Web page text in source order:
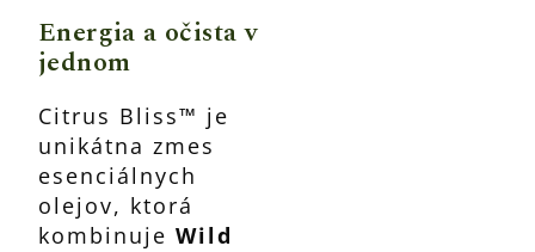
Energia a očista v
jednom
Citrus Bliss™ je
unikátna zmes
esenciálnych
olejov, ktorá
kombinuje Wild